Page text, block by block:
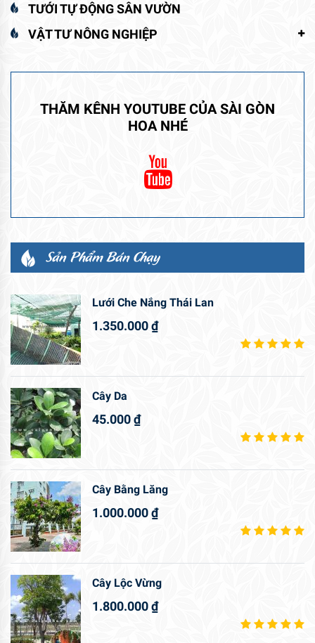
TƯỚI TỰ ĐỘNG SÂN VƯỜN
VẬT TƯ NÔNG NGHIỆP
THĂM KÊNH YOUTUBE CỦA SÀI GÒN
HOA NHÉ
Sản Phẩm Bán Chạy
Lưới Che Nắng Thái Lan
1.350.000₫
Cây Da
45.000₫
Cây Bằng Lăng
1.000.000₫
Cây Lộc Vừng
1.800.000₫